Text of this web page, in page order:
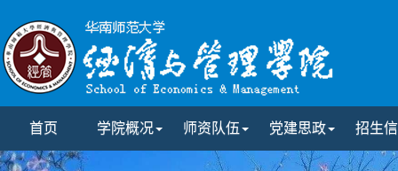
首页 学院概况 师资队伍 党建思政 招生